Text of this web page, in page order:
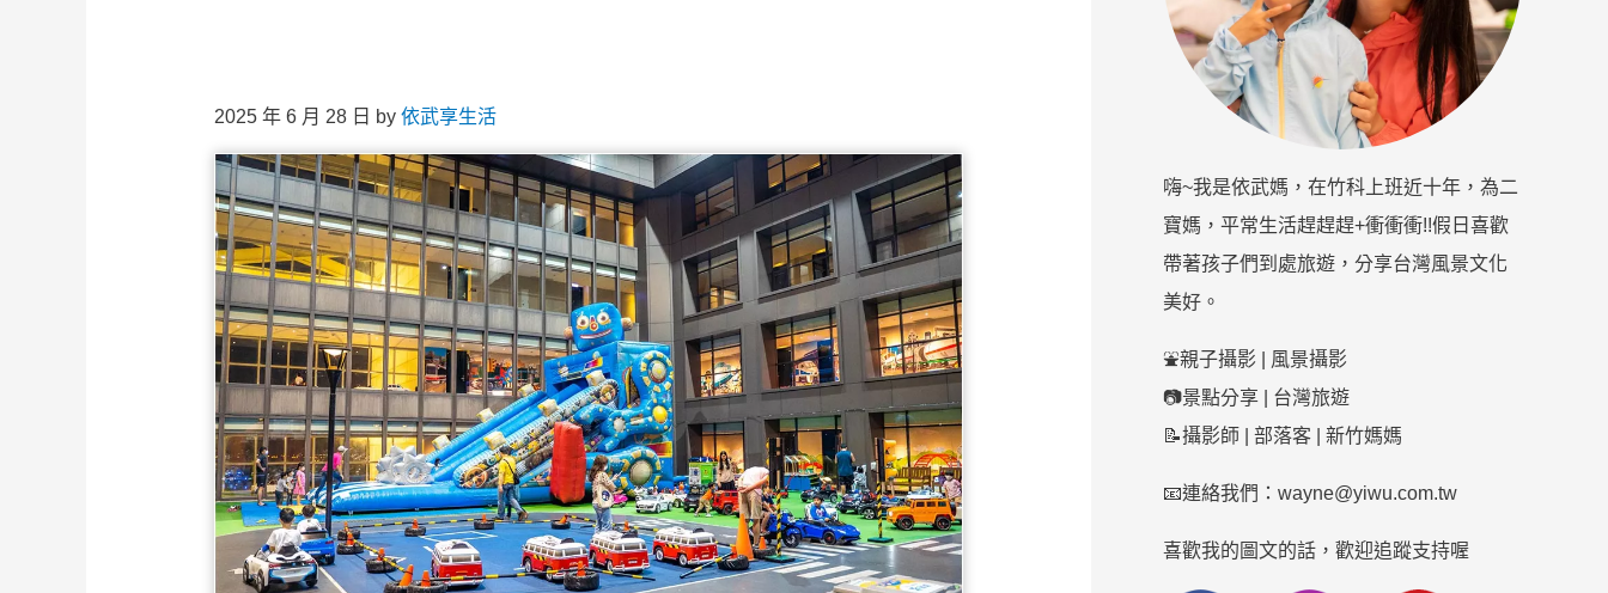
2025 年 6 月 28 日 by 依武享生活
嗨~我是依武媽，在竹科上班近十年，為二
寶媽，平常生活趕趕趕+衝衝衝!!假日喜歡
帶著孩子們到處旅遊，分享台灣風景文化
美好。
⛲親子攝影 | 風景攝影
📷景點分享 | 台灣旅遊
📝攝影師 | 部落客 | 新竹媽媽
📧連絡我們：wayne@yiwu.com.tw
喜歡我的圖文的話，歡迎追蹤支持喔